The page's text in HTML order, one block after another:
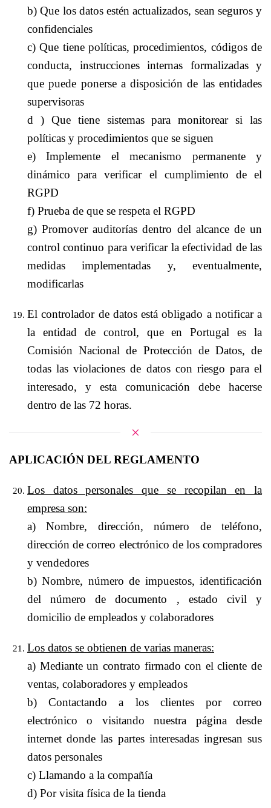
b) Que los datos estén actualizados, sean seguros y
confidenciales
c) Que tiene políticas, procedimientos, códigos de
conducta, instrucciones internas formalizadas y
que puede ponerse a disposición de las entidades
supervisoras
d ) Que tiene sistemas para monitorear si las
políticas y procedimientos que se siguen
e) Implemente el mecanismo permanente y
dinámico para verificar el cumplimiento de el
RGPD
f) Prueba de que se respeta el RGPD
g) Promover auditorías dentro del alcance de un
control continuo para verificar la efectividad de las
medidas implementadas y, eventualmente,
modificarlas
El controlador de datos está obligado a notificar a
la entidad de control, que en Portugal es la
Comisión Nacional de Protección de Datos, de
todas las violaciones de datos con riesgo para el
interesado, y esta comunicación debe hacerse
dentro de las 72 horas.
APLICACIÓN DEL REGLAMENTO
Los datos personales que se recopilan en la
empresa son:
a) Nombre, dirección, número de teléfono,
dirección de correo electrónico de los compradores
y vendedores
b) Nombre, número de impuestos, identificación
del número de documento , estado civil y
domicilio de empleados y colaboradores
Los datos se obtienen de varias maneras:
a) Mediante un contrato firmado con el cliente de
ventas, colaboradores y empleados
b) Contactando a los clientes por correo
electrónico o visitando nuestra página desde
internet donde las partes interesadas ingresan sus
datos personales
c) Llamando a la compañía
d) Por visita física de la tienda